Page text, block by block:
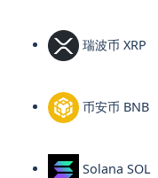
瑞波币 XRP
币安币 BNB
Solana SOL